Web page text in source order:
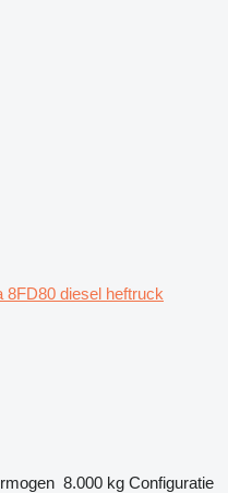
8FD80 diesel heftruck
8.000 kg Configuratie